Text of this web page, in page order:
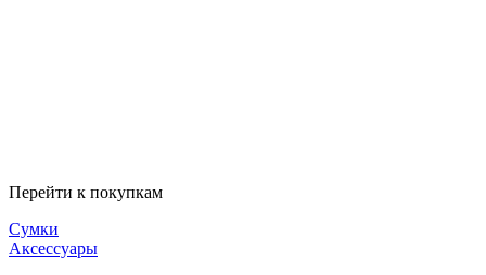
Перейти к покупкам
Сумки
Аксессуары